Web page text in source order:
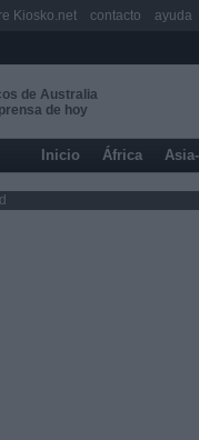
de Australia
de hoy
Inicio África
Kiosko.net contacto ayuda